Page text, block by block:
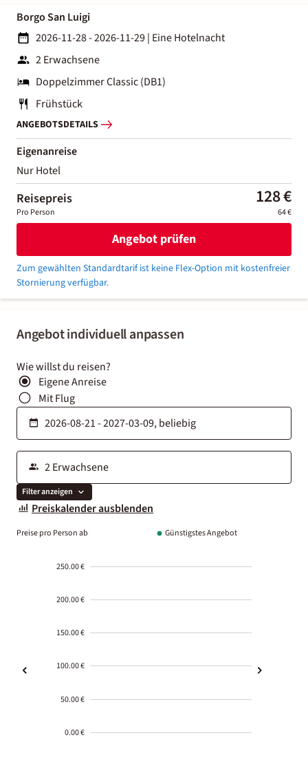
Angebot individuell anpassen
Wie willst du reisen?
Eigene Anreise
Mit Flug
Filter anzeigen
Preiskalender ausblenden
Preise pro Person ab Günstigstes Angebot
250.00 €
200.00 €
150.00 €
100.00 €
50.00 €
0.00 €
Borgo San Luigi
2026-11-28 - 2026-11-29| Eine Hotelnacht
2 Erwachsene
Doppelzimmer Classic (DB1)
Frühstück
ANGEBOTSDETAILS
Eigenanreise
Nur Hotel
Reisepreis 128 €
Pro Person 64 €
Angebot prüfen
Zum gewählten Standardtarif ist keine Flex-Option mit kostenfreier
Stornierung verfügbar.